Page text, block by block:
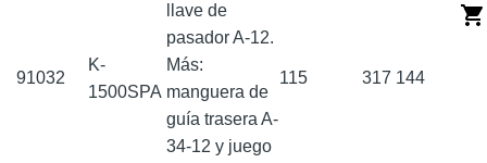
91032
K-
1500SPA
llave de
pasador A-12.
Más:
manguera de
guía trasera A-
34-12 y juego
115 317 144